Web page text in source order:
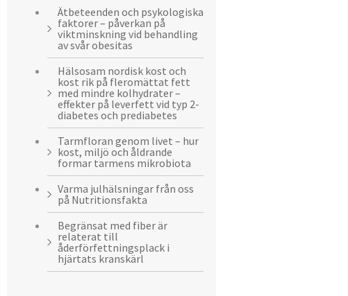
Ätbeteenden och psykologiska
faktorer – påverkan på
viktminskning vid behandling
av svår obesitas
Hälsosam nordisk kost och
kost rik på fleromättat fett
med mindre kolhydrater –
effekter på leverfett vid typ 2-
diabetes och prediabetes
Tarmfloran genom livet – hur
kost, miljö och åldrande
formar tarmens mikrobiota
Varma julhälsningar från oss
på Nutritionsfakta
Begränsat med fiber är
relaterat till
åderförfettningsplack i
hjärtats kranskärl